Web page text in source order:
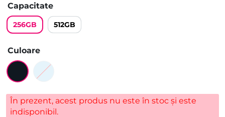
Capacitate
256GB 512GB
Culoare
În prezent, acest produs nu este în stoc și este
indisponibil.